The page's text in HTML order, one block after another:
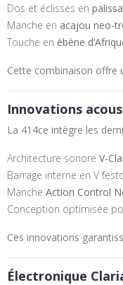
Dos et éclisses en
Manche en acajou neo-
Touche en ébène
Cette combinaison offre
Innovations
La 414ce intègre les
Architecture sonore V-
Barrage interne en V
Manche Action Control
Conception optimisée
Ces innovations
Électronique